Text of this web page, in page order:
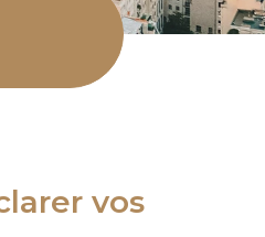
vos